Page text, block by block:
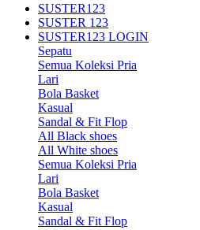
SUSTER123
SUSTER 123
SUSTER123 LOGIN
Sepatu
Semua Koleksi Pria
Lari
Bola Basket
Kasual
Sandal & Fit Flop
All Black shoes
All White shoes
Semua Koleksi Pria
Lari
Bola Basket
Kasual
Sandal & Fit Flop